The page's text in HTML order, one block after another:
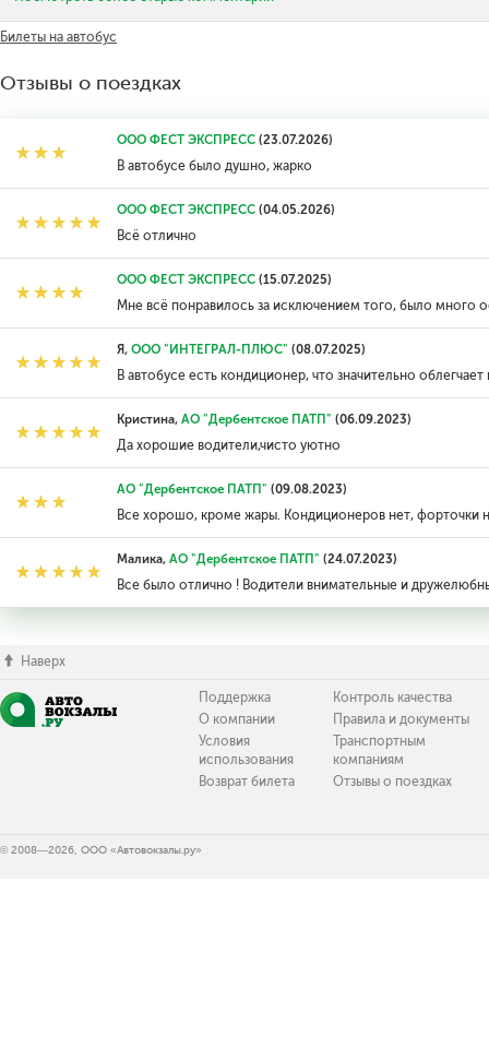
Билеты на автобус
Отзывы о поездках
ООО ФЕСТ ЭКСПРЕСС(23.07.2026)
В автобусе было душно, жарко
ООО ФЕСТ ЭКСПРЕСС(04.05.2026)
Всё отлично
ООО ФЕСТ ЭКСПРЕСС(15.07.2025)
Мне всё понравилось за исключением того, было много
Я, ООО "ИНТЕГРАЛ-ПЛЮС" (08.07.2025)
В автобусе есть кондиционер, что значительно
Кристина, АО "Дербентское ПАТП" (06.09.2023)
Да хорошие водители,чисто уютно
АО "Дербентское ПАТП" (09.08.2023)
Все хорошо, кроме жары. Кондиционеров нет, форточки
Малика, АО "Дербентское ПАТП" (24.07.2023)
Все было отлично ! Водители внимательные и
Наверх
Поддержка
О компании
Условия
использования
Возврат билета
Контроль качества
Правила и документы
Транспортным
компаниям
Отзывы о поездках
© 2008—2026, ООО «Автовокзалы.ру»